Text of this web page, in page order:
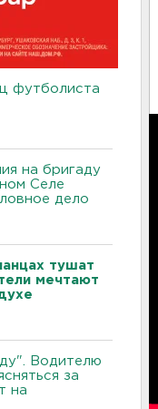
футболиста
на бригаду
Селе
дело
тушат
мечтают
Водителю
за
на